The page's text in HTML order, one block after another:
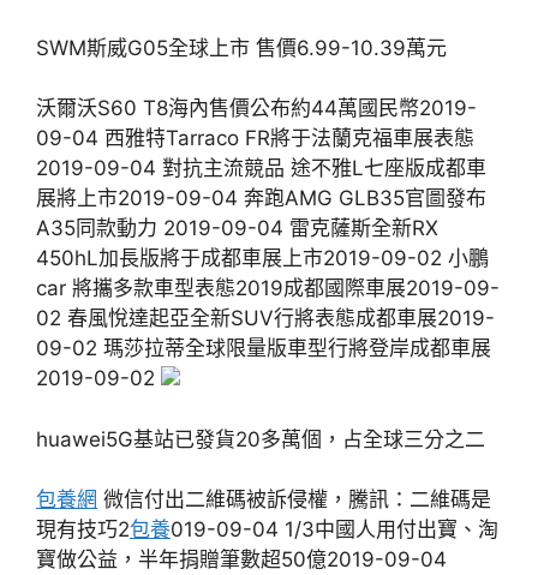
SWM斯威G05全球上市 售價6.99-10.39萬元
沃爾沃S60 T8海內售價公布約44萬國民幣2019-
09-04 西雅特Tarraco FR將于法蘭克福車展表態
2019-09-04 對抗主流競品 途不雅L七座版成都車
展將上市2019-09-04 奔跑AMG GLB35官圖發布
A35同款動力 2019-09-04 ​雷克薩斯全新RX
450hL加長版將于成都車展上市2019-09-02 小鵬
car 將攜多款車型表態2019成都國際車展2019-09-
02 春風悅達起亞全新SUV行將表態成都車展2019-
09-02 瑪莎拉蒂全球限量版車型行將登岸成都車展
2019-09-02
huawei5G基站已發貨20多萬個，占全球三分之二
包養網 微信付出二維碼被訴侵權，騰訊：二維碼是
現有技巧2包養019-09-04 1/3中國人用付出寶、淘
寶做公益，半年捐贈筆數超50億2019-09-04